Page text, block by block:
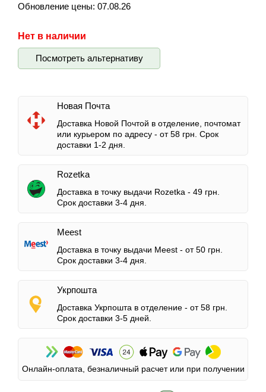
Обновление цены: 07.08.26
Нет в наличии
Посмотреть альтернативу
Новая Почта
Доставка Новой Почтой в отделение, почтомат
или курьером по адресу - от 58 грн. Срок
доставки 1-2 дня.
Rozetka
Доставка в точку выдачи Rozetka - 49 грн.
Срок доставки 3-4 дня.
Meest
Доставка в точку выдачи Meest - от 50 грн.
Срок доставки 3-4 дня.
Укрпошта
Доставка Укрпошта в отделение - от 58 грн.
Срок доставки 3-5 дней.
Онлайн-оплата, безналичный расчет или при получении